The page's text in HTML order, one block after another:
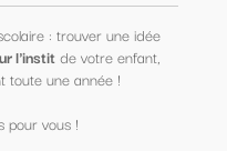
: trouver une idée
l'institde votre enfant,
toute une année !
pour vous !